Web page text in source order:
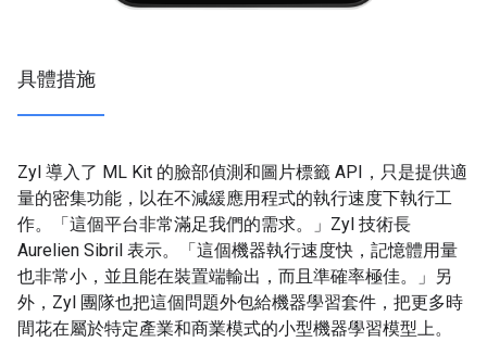
具體措施
Zyl 導入了 ML Kit 的臉部偵測和圖片標籤 API，只是提供適
量的密集功能，以在不減緩應用程式的執行速度下執行工
作。「這個平台非常滿足我們的需求。」Zyl 技術長
Aurelien Sibril 表示。「這個機器執行速度快，記憶體用量
也非常小，並且能在裝置端輸出，而且準確率極佳。」另
外，Zyl 團隊也把這個問題外包給機器學習套件，把更多時
間花在屬於特定產業和商業模式的小型機器學習模型上。